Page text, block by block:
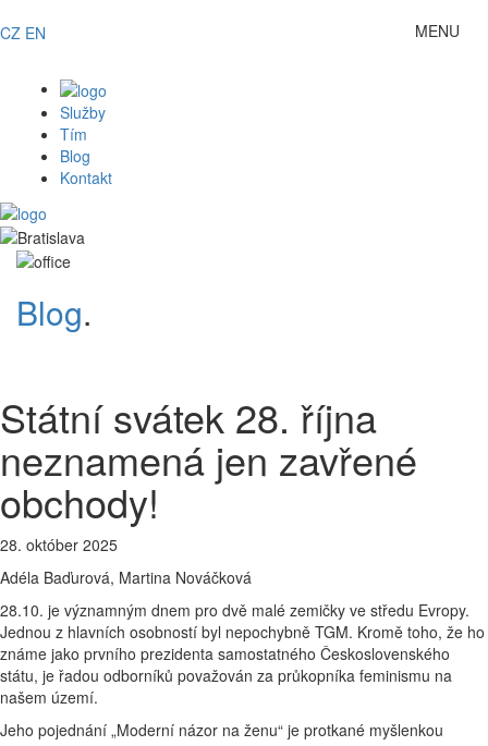
MENU
CZ EN
Služby
Tím
Blog
Kontakt
Blog.
Státní svátek 28. října
neznamená jen zavřené
obchody!
28. október 2025
Adéla Baďurová, Martina Nováčková
28.10. je významným dnem pro dvě malé zemičky ve středu Evropy.
Jednou z hlavních osobností byl nepochybně TGM. Kromě toho, že ho
známe jako prvního prezidenta samostatného Československého
státu, je řadou odborníků považován za průkopníka feminismu na
našem území.
Jeho pojednání „Moderní názor na ženu“ je protkané myšlenkou